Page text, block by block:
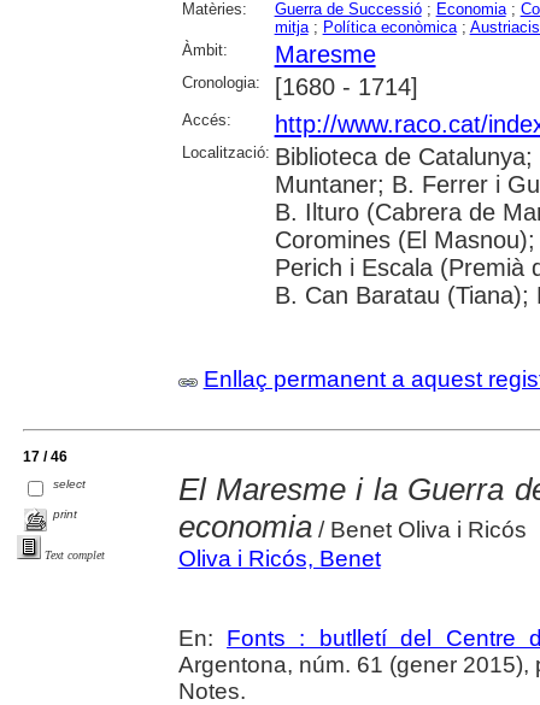
Matèries: Guerra de Successió; Economia;
mitja; Política econòmica;
Àmbit:
Maresme
Cronologia: [1680 - 1714]
Accés: http://www.raco.cat/
Localització: Biblioteca de
Muntaner; B. Ferrer i
B. Ilturo (Cabrera de
Coromines (El
Perich i Escala (Premià
B. Can Baratau
Enllaç permanent a aquest
17 / 46
select
print
Text complet
El Maresme i la Guerra
economia/ Benet Oliva i Ricós
Oliva i Ricós, Benet
En: Fonts : butlletí del Centre
Argentona, núm. 61 (gener 2015),
Notes.